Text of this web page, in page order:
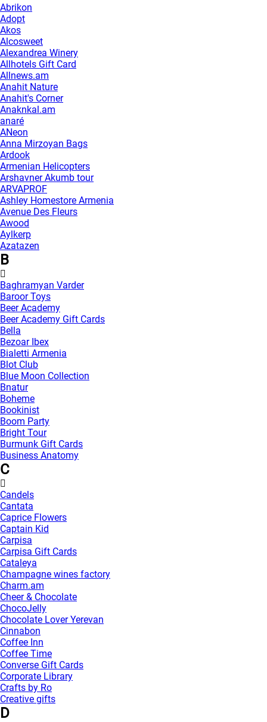
Abrikon
Adopt
Akos
Alcosweet
Alexandrea Winery
Allhotels Gift Card
Allnews.am
Anahit Nature
Anahit's Corner
Anaknkal.am
anaré
ANeon
Anna Mirzoyan Bags
Ardook
Armenian Helicopters
Arshavner Akumb tour
ARVAPROF
Ashley Homestore Armenia
Avenue Des Fleurs
Awood
Aylkerp
Azatazen
B
Baghramyan Varder
Baroor Toys
Beer Academy
Beer Academy Gift Cards
Bella
Bezoar Ibex
Bialetti Armenia
Blot Club
Blue Moon Collection
Bnatur
Boheme
Bookinist
Boom Party
Bright Tour
Burmunk Gift Cards
Business Anatomy
C
Candels
Cantata
Caprice Flowers
Captain Kid
Carpisa
Carpisa Gift Cards
Cataleya
Champagne wines factory
Charm.am
Cheer & Chocolate
ChocoJelly
Chocolate Lover Yerevan
Cinnabon
Coffee Inn
Coffee Time
Converse Gift Cards
Corporate Library
Crafts by Ro
Creative gifts
D